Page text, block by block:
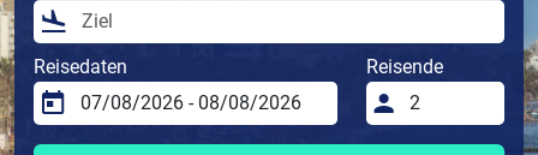
Reisedaten Reisende